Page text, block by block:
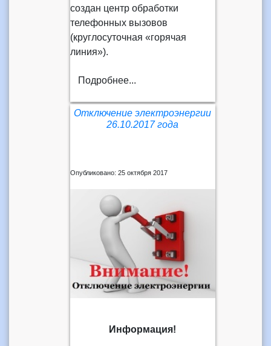
создан центр обработки
телефонных вызовов
(круглосуточная «горячая
линия»).
Подробнее...
Отключение электроэнергии
26.10.2017 года
Опубликовано: 25 октября 2017
Информация!